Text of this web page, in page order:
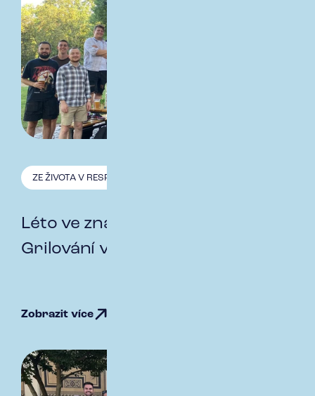
ZE ŽIVOTA V RESPECT
Léto ve znamení pohody:
Grilování ve Stromovce
Zobrazit více